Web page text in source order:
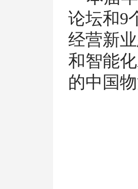
论坛和9
经营新
和智能
的中国